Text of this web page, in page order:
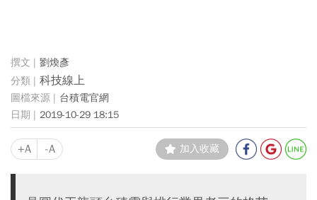
劉煥彥
科技線上
台積電官網
2019-10-29 18:15
+A -A 加入收藏